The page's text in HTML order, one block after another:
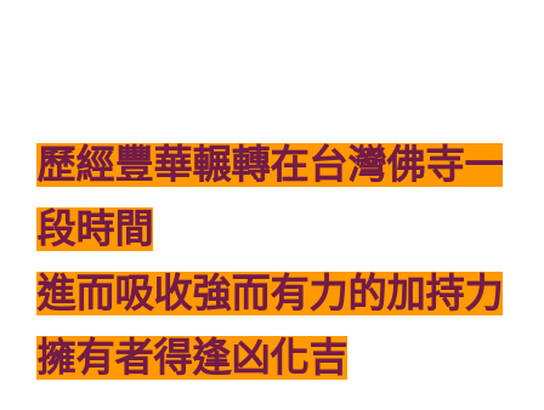
歷經豐華輾轉在台灣佛寺一
段時間
進而吸收強而有力的加持力
擁有者得逢凶化吉